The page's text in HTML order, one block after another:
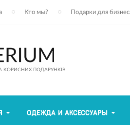
Кто мы? Подарки для
КОРИСНИХ ПОДАРУНКІВ
ОДЕЖДА И АКСЕССУАРЫ